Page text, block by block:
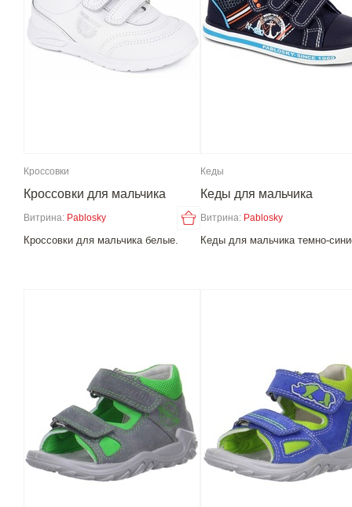
Кроссовки
Кроссовки для мальчика
Витрина: Pablosky
Кроссовки для мальчика белые.
Кеды
Кеды для мальчика
Витрина: Pablosky
Кеды для мальчика темно-